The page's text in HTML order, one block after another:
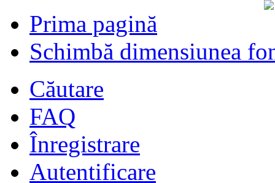
Prima pagină
Schimbă dimensiunea
Căutare
FAQ
Înregistrare
Autentificare